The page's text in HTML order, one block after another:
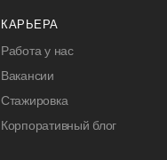
КАРЬЕРА
Работа у нас
Вакансии
Стажировка
Корпоративный блог